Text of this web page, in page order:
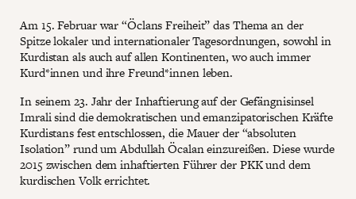
Am 15. Februar war “Öclans Freiheit” das Thema an der
Spitze lokaler und internationaler Tagesordnungen, sowohl in
Kurdistan als auch auf allen Kontinenten, wo auch immer
Kurd*innen und ihre Freund*innen leben.
In seinem 23. Jahr der Inhaftierung auf der Gefängnisinsel
Imrali sind die demokratischen und emanzipatorischen Kräfte
Kurdistans fest entschlossen, die Mauer der “absoluten
Isolation” rund um Abdullah Öcalan einzureißen. Diese wurde
2015 zwischen dem inhaftierten Führer der PKK und dem
kurdischen Volk errichtet.